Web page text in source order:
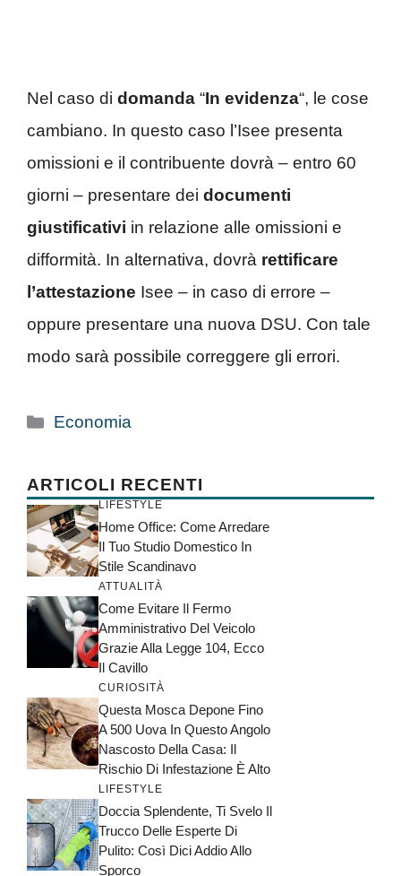
Nel caso di domanda “In evidenza“, le cose
cambiano. In questo caso l’Isee presenta
omissioni e il contribuente dovrà – entro 60
giorni – presentare dei documenti
giustificativi in relazione alle omissioni e
difformità. In alternativa, dovrà rettificare
l’attestazione Isee – in caso di errore –
oppure presentare una nuova DSU. Con tale
modo sarà possibile correggere gli errori.
Categorie
Economia
ARTICOLI RECENTI
LIFESTYLE
Home Office: Come Arredare
Il Tuo Studio Domestico In
Stile Scandinavo
ATTUALITÀ
Come Evitare Il Fermo
Amministrativo Del Veicolo
Grazie Alla Legge 104, Ecco
Il Cavillo
CURIOSITÀ
Questa Mosca Depone Fino
A 500 Uova In Questo Angolo
Nascosto Della Casa: Il
Rischio Di Infestazione È Alto
LIFESTYLE
Doccia Splendente, Ti Svelo Il
Trucco Delle Esperte Di
Pulito: Così Dici Addio Allo
Sporco